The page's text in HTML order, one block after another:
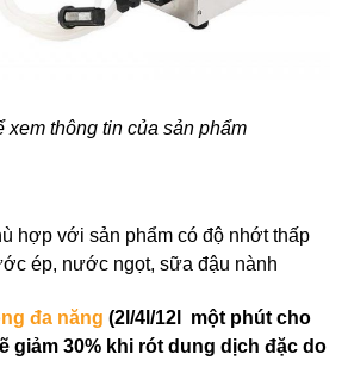
xem thông tin của sản phẩm
hợp với sản phẩm có độ nhớt thấp
ép, nước ngọt, sữa đậu nành
đa năng (2l/4l/12l một phút cho
giảm 30% khi rót dung dịch đặc do